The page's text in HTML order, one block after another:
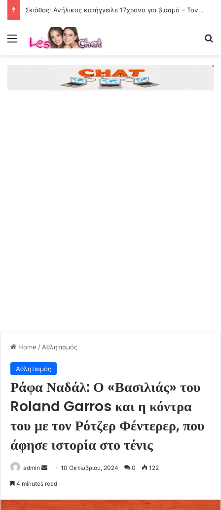
Σκιάθος: Ανήλικος κατήγγειλε 17χρονο για βιασμό – Τον απειλούσε με διαρροή βίντεο στο διαδίκτυο
Menu
Home / Αθλητισμός
Αθλητισμός
Ράφα Ναδάλ: Ο «Βασιλιάς» του
Roland Garros και η κόντρα
του με τον Ρότζερ Φέντερερ, που
άφησε ιστορία στο τένις
admin
Send10 Οκτωβρίου, 2024 0 122
4 minutes read